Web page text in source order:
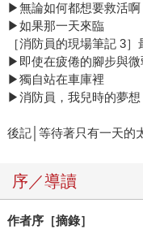
▶無論如何都想要救活啊
▶如果那一天來臨
［消防員的現場筆記 3
▶即使在疲倦的腳步與
▶獨自站在車庫裡
▶消防員，我兒時的夢想
後記│等待著只有一天的
序／導讀
作者序［摘錄］